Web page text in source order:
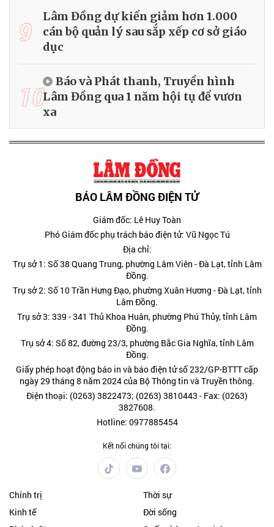
9
Lâm Đồng dự kiến giảm hơn 1.000
cán bộ quản lý sau sắp xếp cơ sở giáo
dục
10
Báo và Phát thanh, Truyền hình
Lâm Đồng qua 1 năm hội tụ để vươn
xa
BÁO LÂM ĐỒNG ĐIỆN TỬ
Giám đốc: Lê Huy Toàn
Phó Giám đốc phụ trách báo điện tử: Vũ Ngọc Tú
Địa chỉ:
Trụ sở 1: Số 38 Quang Trung, phường Lâm Viên - Đà Lạt, tỉnh Lâm
Đồng.
Trụ sở 2: Số 10 Trần Hưng Đạo, phường Xuân Hương - Đà Lạt, tỉnh
Lâm Đồng.
Trụ sở 3: 339 - 341 Thủ Khoa Huân, phường Phú Thủy, tỉnh Lâm
Đồng.
Trụ sở 4: Số 82, đường 23/3, phường Bắc Gia Nghĩa, tỉnh Lâm
Đồng.
Giấy phép hoạt động báo in và báo điện tử số 232/GP-BTTT cấp
ngày 29 tháng 8 năm 2024 của Bộ Thông tin và Truyền thông.
Điện thoại: (0263) 3822473; (0263) 3810443 - Fax: (0263)
3827608.
Hotline: 0977885454
Kết nối chúng tôi tại:
Chính trị
Thời sự
Kinh tế
Đời sống